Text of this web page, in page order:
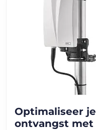
Optimaliseer
ontvangst